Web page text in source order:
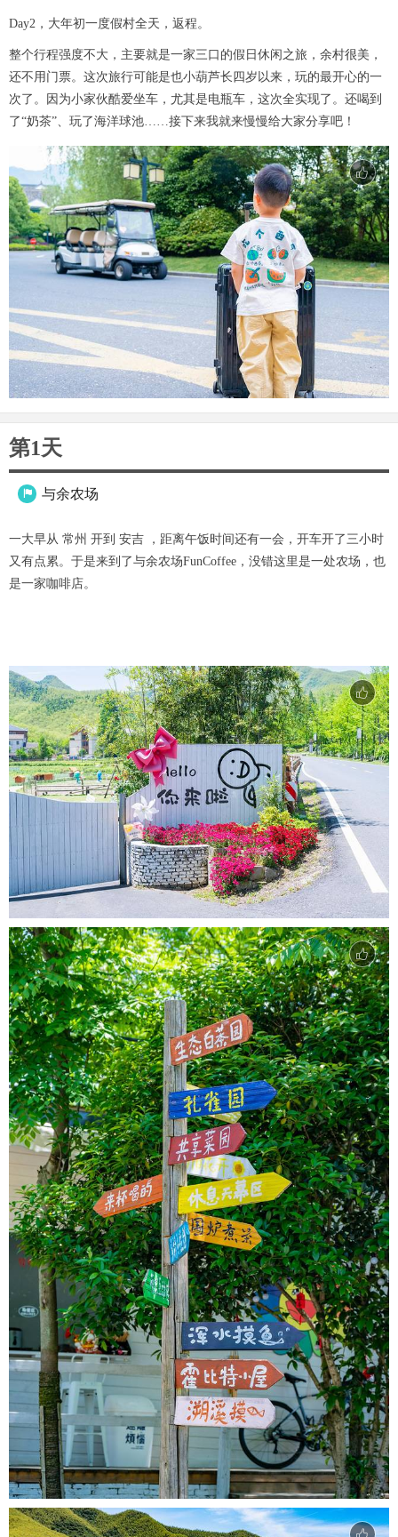
Day2，大年初一度假村全天，返程。
整个行程强度不大，主要就是一家三口的假日休闲之旅，余村很美，
还不用门票。这次旅行可能是也小葫芦长四岁以来，玩的最开心的一
次了。因为小家伙酷爱坐车，尤其是电瓶车，这次全实现了。还喝到
了“奶茶”、玩了海洋球池……接下来我就来慢慢给大家分享吧！
第1天
 与余农场
一大早从 常州 开到 安吉 ，距离午饭时间还有一会，开车开了三小时
又有点累。于是来到了与余农场FunCoffee，没错这里是一处农场，也
是一家咖啡店。